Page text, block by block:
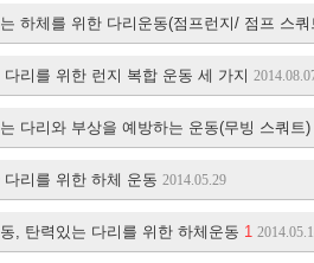
하체를 위한 다리운동(점프런지/ 점프 스쿼
다리를 위한 런지 복합 운동 세 가지
다리와 부상을 예방하는 운동(무빙 스쿼트)
다리를 위한 하체 운동 2014.05.29
, 탄력있는 다리를 위한 하체운동 1